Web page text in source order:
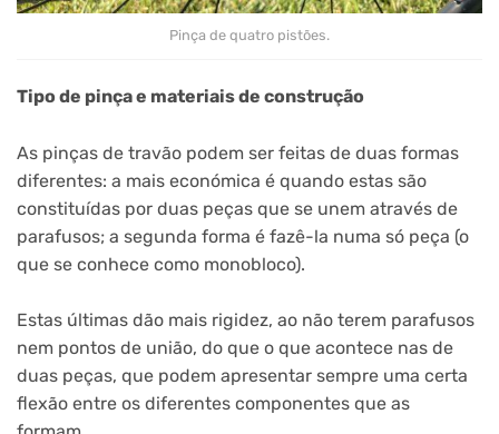
Pinça de quatro pistões.
Tipo de pinça e materiais de construção
As pinças de travão podem ser feitas de duas formas
diferentes: a mais económica é quando estas são
constituídas por duas peças que se unem através de
parafusos; a segunda forma é fazê-la numa só peça (o
que se conhece como monobloco).
Estas últimas dão mais rigidez, ao não terem parafusos
nem pontos de união, do que o que acontece nas de
duas peças, que podem apresentar sempre uma certa
flexão entre os diferentes componentes que as